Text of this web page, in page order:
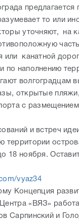
то или
уточняют, на
или канатной
по наполнению
волгоградцам
открытые
с
и встреч
территории
18 ноября.
vyaz34
Концепция
«ВЯЗ»
Сарпинский и